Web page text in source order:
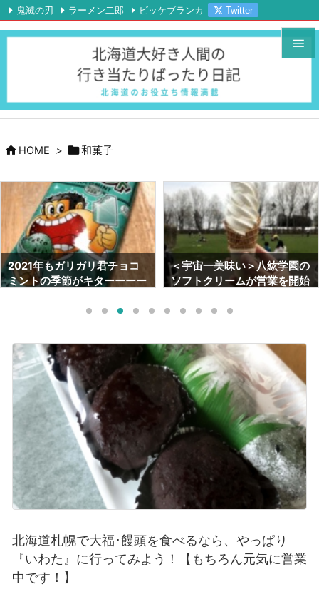



次へ

鬼滅の刃 ラーメン二郎 ビッケブランカ
Twitter
Instagram
YouTube RSS Feedly
 HOME > 和菓子
2021年もガリガリ君チョコ
ミントの季節がキターーーー
＜宇宙一美味い＞八紘学園の
ソフトクリームが営業を開始
情報】
北海道札幌で大福･饅頭を食べるなら、やっぱり
『いわた』に行ってみよう！【もちろん元気に営業
中です！】